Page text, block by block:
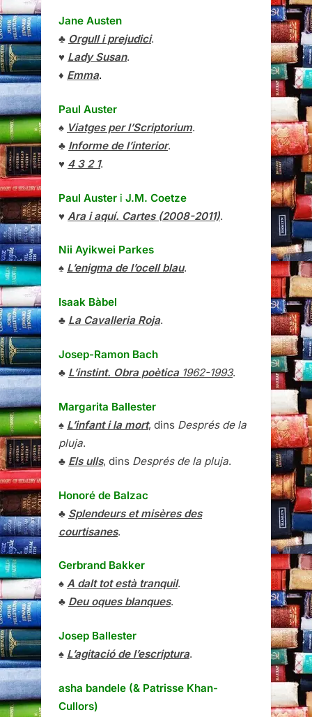
Jane Austen
♣ Orgull i prejudici.
♥ Lady Susan.
♦ Emma.
Paul Auster
♠ Viatges per l’Scriptorium.
♣ Informe de l’interior.
♥ 4 3 2 1.
Paul Auster i J.M. Coetze
♥ Ara i aquí. Cartes (2008-2011).
Nii Ayikwei Parkes
♠ L’enigma de l’ocell blau.
Isaak Bàbel
♣ La Cavalleria Roja.
Josep-Ramon Bach
♣ L’instint. Obra poètica1962-1993.
Margarita Ballester
♠ L’infant i la mort, dins Després de la
pluja.
♣ Els ulls, dins Després de la pluja.
Honoré de Balzac
♣ Splendeurs et misères des
courtisanes.
Gerbrand Bakker
♠ A dalt tot està tranquil.
♣ Deu oques blanques.
Josep Ballester
♠ L’agitació de l’escriptura.
asha bandele (& Patrisse Khan-
Cullors)